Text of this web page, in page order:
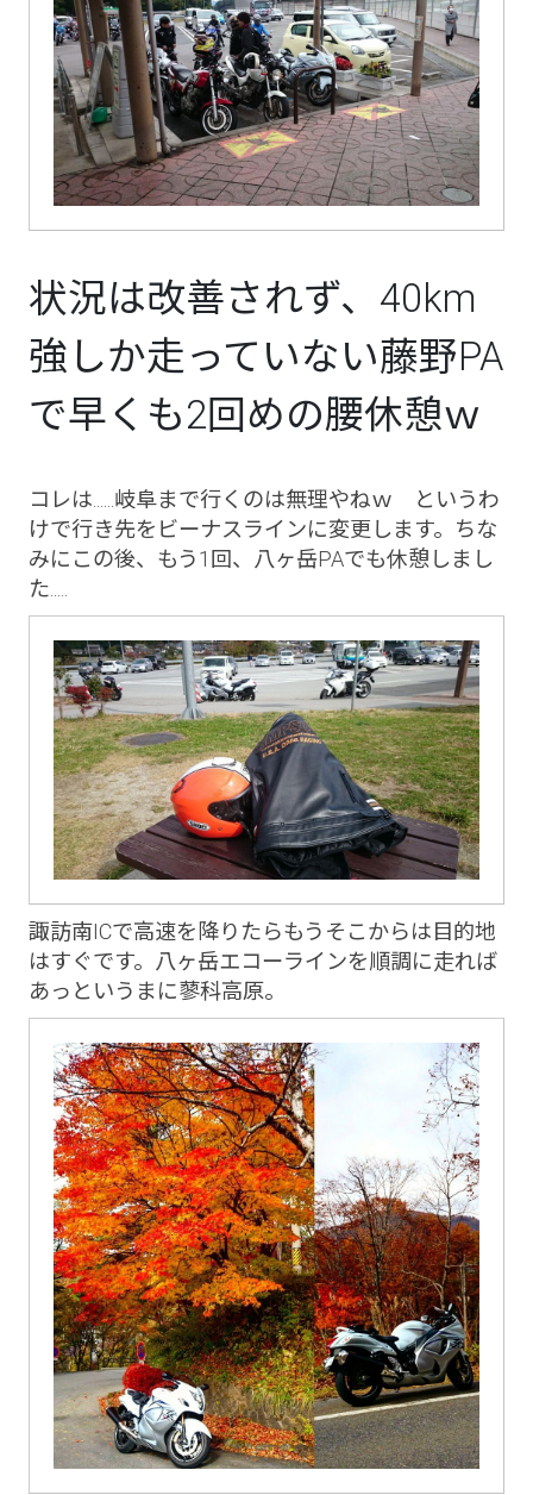
状況は改善されず、40km
強しか走っていない藤野PA
で早くも2回めの腰休憩ｗ
コレは......岐阜まで行くのは無理やねｗ というわ
けで行き先をビーナスラインに変更します。ちな
みにこの後、もう1回、八ヶ岳PAでも休憩しまし
た.....
諏訪南ICで高速を降りたらもうそこからは目的地
はすぐです。八ヶ岳エコーラインを順調に走れば
あっというまに蓼科高原。